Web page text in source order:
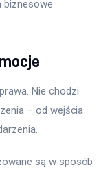
biznesowe
Nie chodzi
– od wejścia
są w sposób